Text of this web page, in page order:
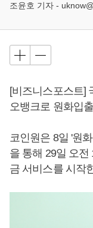
조윤호 기자 -
[비즈니스포스트]
오뱅크로 원화입
코인원은 8일 '원
을 통해 29일 오
금 서비스를 시작